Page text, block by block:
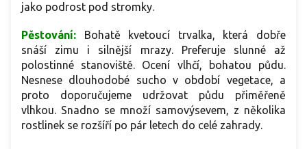
jako podrost pod stromky.
Pěstování:
Bohatě kvetoucí trvalka, která dobře
snáší zimu i silnější mrazy. Preferuje slunné až
polostinné stanoviště. Ocení vlhčí, bohatou půdu.
Nesnese dlouhodobé sucho v období vegetace, a
proto doporučujeme udržovat půdu přiměřeně
vlhkou. Snadno se množí samovýsevem, z několika
rostlinek se rozšíří po pár letech do celé zahrady.